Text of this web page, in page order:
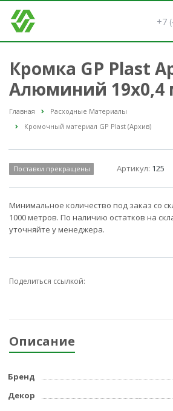
+7
Кромка GP Plast
Алюминий 19x0,4
Главная
Расходные Материалы
Кромочный материал GP Plast (Архив)
Поставки прекращены Артикул: 125
Минимальное количество под заказ со
1000 метров. По наличию остатков на
уточняйте у менеджера.
Поделиться ссылкой:
Описание
Бренд
Декор